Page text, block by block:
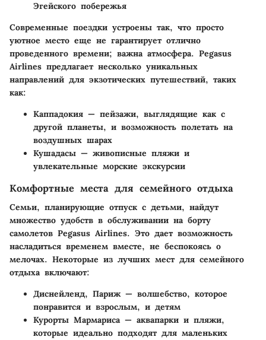
Эгейского побережья
Современные поездки устроены так, что просто
уютное место еще не гарантирует отлично
проведенного времени; важна атмосфера. Pegasus
Airlines предлагает несколько уникальных
направлений для экзотических путешествий, таких
как:
Каппадокия — пейзажи, выглядящие как с
другой планеты, и возможность полетать на
воздушных шарах
Кушадасы — живописные пляжи и
увлекательные морские экскурсии
Комфортные места для семейного отдыха
Семьи, планирующие отпуск с детьми, найдут
множество удобств в обслуживании на борту
самолетов Pegasus Airlines. Это дает возможность
насладиться временем вместе, не беспокоясь о
мелочах. Некоторые из лучших мест для семейного
отдыха включают:
Диснейленд, Париж— волшебство, которое
понравится и взрослым, и детям
Курорты Мармариса— аквапарки и пляжи,
которые идеально подходят для маленьких